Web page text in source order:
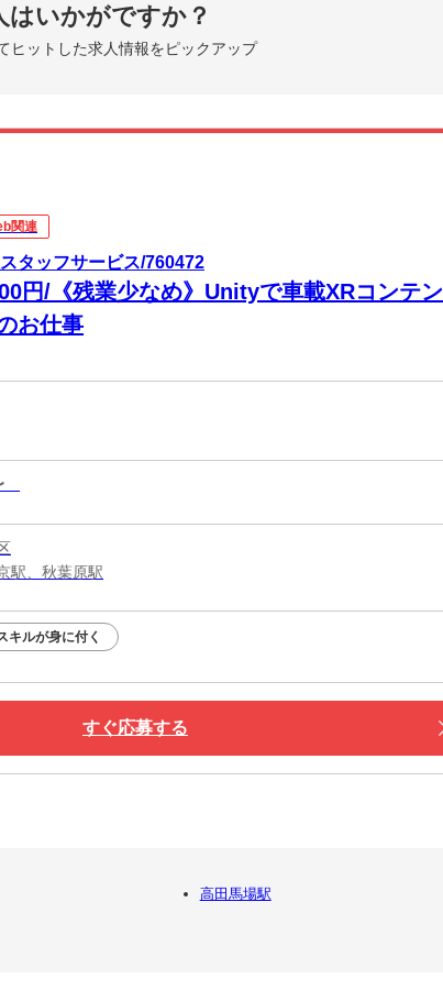
はいかがですか？
ヒットした求人情報をピックアップ
関連
タッフサービス/760472
円/《残業少なめ》Unityで車載XRコンテン
お仕事
駅、秋葉原駅
キルが身に付く
すぐ応募する
高田馬場駅